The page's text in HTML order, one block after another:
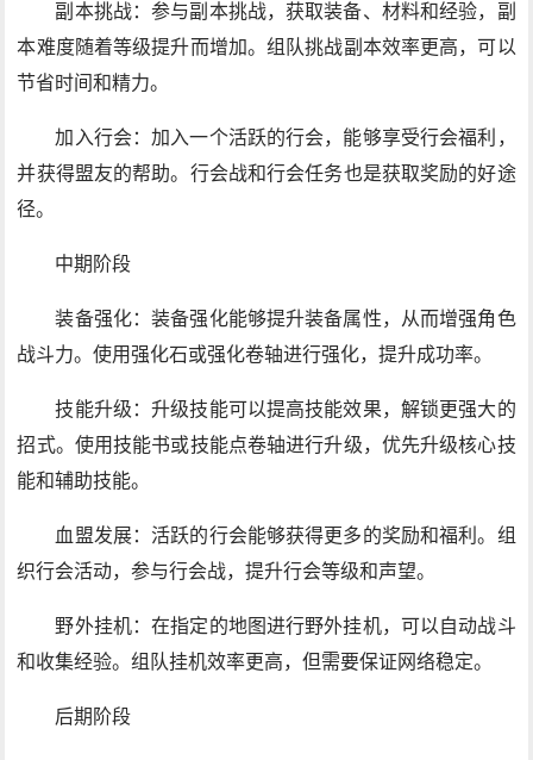
副本挑战：参与副本挑战，获取装备、材料和经验，副
本难度随着等级提升而增加。组队挑战副本效率更高，可以
节省时间和精力。
加入行会：加入一个活跃的行会，能够享受行会福利，
并获得盟友的帮助。行会战和行会任务也是获取奖励的好途
径。
中期阶段
装备强化：装备强化能够提升装备属性，从而增强角色
战斗力。使用强化石或强化卷轴进行强化，提升成功率。
技能升级：升级技能可以提高技能效果，解锁更强大的
招式。使用技能书或技能点卷轴进行升级，优先升级核心技
能和辅助技能。
血盟发展：活跃的行会能够获得更多的奖励和福利。组
织行会活动，参与行会战，提升行会等级和声望。
野外挂机：在指定的地图进行野外挂机，可以自动战斗
和收集经验。组队挂机效率更高，但需要保证网络稳定。
后期阶段